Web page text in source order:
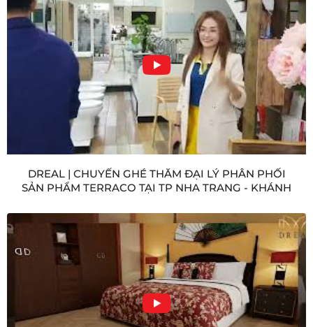
DREAL | CHUYẾN GHÉ THĂM ĐẠI LÝ PHÂN PHỐI
SẢN PHẨM TERRACO TẠI TP NHA TRANG - KHÁNH